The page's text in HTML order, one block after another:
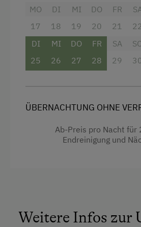
Hund erlaubt
Fernseher
Garten
Reinigungsausstattung
MO
17
DI
18
MI
19
DO
20
FR
21
22
DI
25
MI
26
DO
27
FR
28
SA
29
ÜBERNACHTUNG OHNE
Ab-Preis pro Nacht für
Endreinigung und
Weitere Infos zur